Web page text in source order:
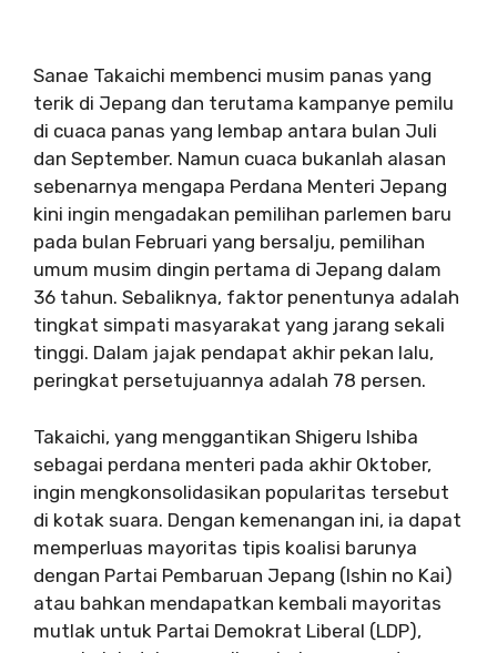
Sanae Takaichi membenci musim panas yang
terik di Jepang dan terutama kampanye pemilu
di cuaca panas yang lembap antara bulan Juli
dan September. Namun cuaca bukanlah alasan
sebenarnya mengapa Perdana Menteri Jepang
kini ingin mengadakan pemilihan parlemen baru
pada bulan Februari yang bersalju, pemilihan
umum musim dingin pertama di Jepang dalam
36 tahun. Sebaliknya, faktor penentunya adalah
tingkat simpati masyarakat yang jarang sekali
tinggi. Dalam jajak pendapat akhir pekan lalu,
peringkat persetujuannya adalah 78 persen.
Takaichi, yang menggantikan Shigeru Ishiba
sebagai perdana menteri pada akhir Oktober,
ingin mengkonsolidasikan popularitas tersebut
di kotak suara. Dengan kemenangan ini, ia dapat
memperluas mayoritas tipis koalisi barunya
dengan Partai Pembaruan Jepang (Ishin no Kai)
atau bahkan mendapatkan kembali mayoritas
mutlak untuk Partai Demokrat Liberal (LDP),